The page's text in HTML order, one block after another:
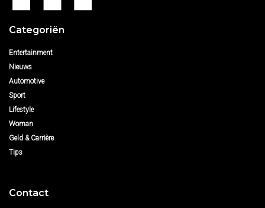
Categoriën
Entertainment
Nieuws
Automotive
Sport
Lifestyle
Woman
Geld & Carrière
Tips
Contact